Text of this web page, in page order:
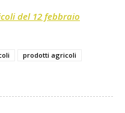
del 12 febbraio
prodotti agricoli